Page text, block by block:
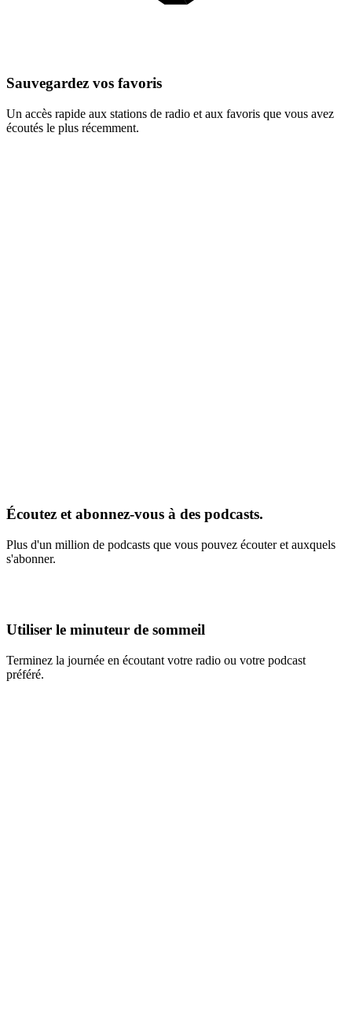
Sauvegardez vos favoris
Un accès rapide aux stations de radio et aux favoris que vous avez
écoutés le plus récemment.
Écoutez et abonnez-vous à des podcasts.
Plus d'un million de podcasts que vous pouvez écouter et auxquels
s'abonner.
Utiliser le minuteur de sommeil
Terminez la journée en écoutant votre radio ou votre podcast
préféré.